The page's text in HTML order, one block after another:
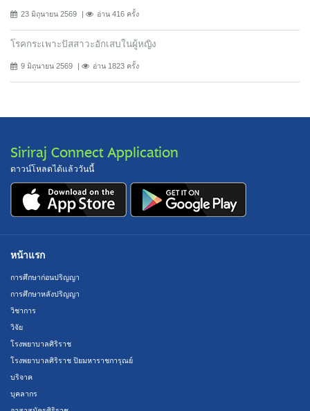
23 มิถุนายน 2569 อ่าน 416 ครั้ง
โรคกระเพาะปัสสาวะอักเสบในผู้หญิง
9 มิถุนายน 2569 อ่าน 1823 ครั้ง
Siriraj Connect Application
ดาวน์โหลดได้แล้ววันนี้
หน้าแรก
การศึกษาก่อนปริญญา
การศึกษาหลังปริญญา
วิชาการ
วิจัย
โรงพยาบาลศิริราช
โรงพยาบาลศิริราช ปิยมหาราชการุณย์
บริจาค
บุคลากร